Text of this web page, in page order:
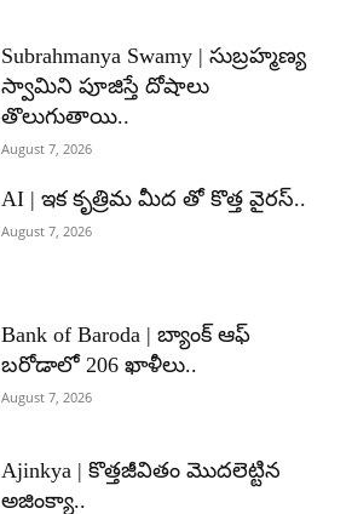
Subrahmanya Swamy | సుబ్రహ్మణ్య
స్వామిని పూజిస్తే దోషాలు
తొలుగుతాయి..
August 7, 2026
AI | ఇక కృత్రిమ మీద తో కొత్త వైరస్..
August 7, 2026
Bank of Baroda | బ్యాంక్‌ ఆఫ్‌
బరోడాలో 206 ఖాళీలు..
August 7, 2026
Ajinkya | కొత్తజీవితం మొదలెట్టిన
అజింక్యా..